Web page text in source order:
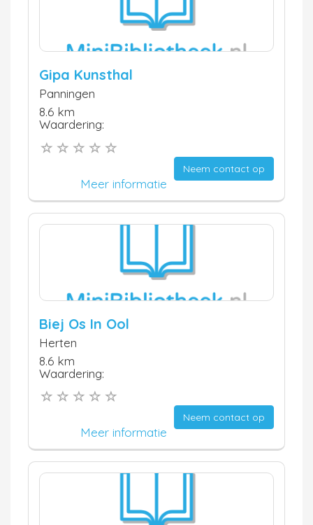
Gipa Kunsthal
Panningen
8.6 km
Waardering:
Neem contact op
Meer informatie
Biej Os In Ool
Herten
8.6 km
Waardering:
Neem contact op
Meer informatie